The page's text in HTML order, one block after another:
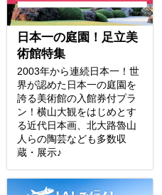
日本一の庭園！足立美
術館特集
2003年から連続日本一！世
界が認めた日本一の庭園を
誇る美術館の入館券付プラ
ン！横山大観をはじめとす
る近代日本画、北大路魯山
人らの陶芸なども多数収
蔵・展示♪